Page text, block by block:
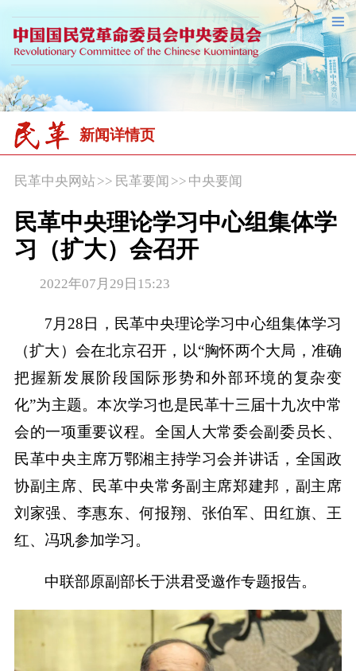
新闻详情页
民革中央网站>> 民革要闻 >> 中央要闻
民革中央理论学习中心组集体学
习（扩大）会召开
2022年07月29日15:23
7月28日，民革中央理论学习中心组集体学习
（扩大）会在北京召开，以“胸怀两个大局，准确
把握新发展阶段国际形势和外部环境的复杂变
化”为主题。本次学习也是民革十三届十九次中常
会的一项重要议程。全国人大常委会副委员长、
民革中央主席万鄂湘主持学习会并讲话，全国政
协副主席、民革中央常务副主席郑建邦，副主席
刘家强、李惠东、何报翔、张伯军、田红旗、王
红、冯巩参加学习。
中联部原副部长于洪君受邀作专题报告。